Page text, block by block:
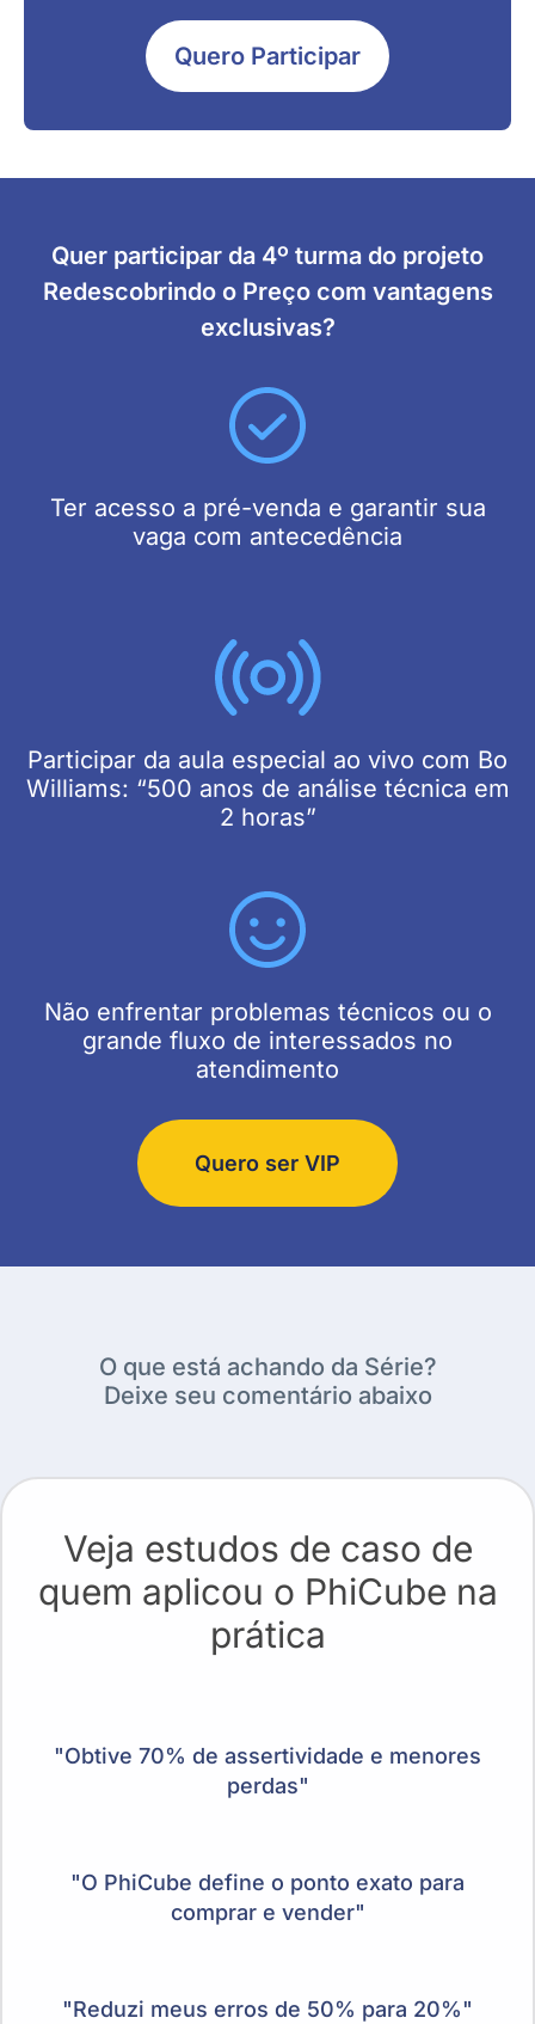
Quero Participar
Quer participar da 4º turma do projeto
Redescobrindo o Preço com vantagens
exclusivas?
Ter acesso a pré-venda e garantir sua
vaga com antecedência
Participar da aula especial ao vivo com Bo
Williams: “500 anos de análise técnica em
2 horas”
Não enfrentar problemas técnicos ou o
grande fluxo de interessados no
atendimento
Quero ser VIP
O que está achando da Série?
Deixe seu comentário abaixo
Veja estudos de caso de
quem aplicou o PhiCube na
prática
"Obtive 70% de assertividade e menores
perdas"
"O PhiCube define o ponto exato para
comprar e vender"
"Reduzi meus erros de 50% para 20%"